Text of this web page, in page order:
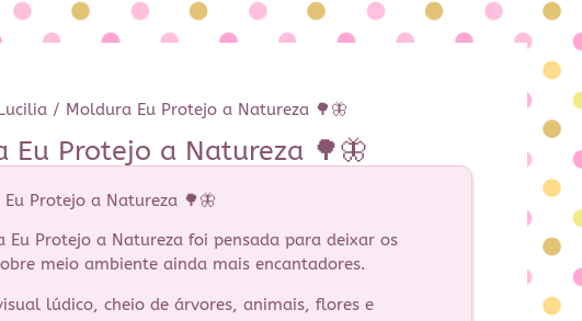
/ Moldura Eu Protejo a Natureza 🌳🦋
Eu Protejo a Natureza 🌳🦋
Protejo a Natureza 🌳🦋
Eu Protejo a Natureza foi pensada para deixar os
meio ambiente ainda mais encantadores.
lúdico, cheio de árvores, animais, flores e